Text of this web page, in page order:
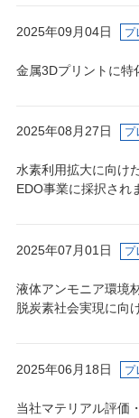
2025年09月04日 プ
金属3Dプリントに特
2025年08月27日 プ
水素利用拡大に向け
EDO事業に採択され
2025年07月01日 プ
液体アンモニア環境
脱炭素社会実現に向
2025年06月18日 プ
当社マテリアル評価